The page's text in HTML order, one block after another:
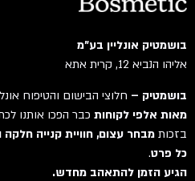
בושמטיק אונליין בע"מ
אליהו הנביא 12, קרית אתא
בושמטיק –חלוצי הבישום והטיפוח
מאות אלפי לקוחותכבר הפכו אותנו
בזכותמבחר עצום, חוויית קנייה חלקה
כל פרט.
הגיע הזמן להתאהב מחדש.